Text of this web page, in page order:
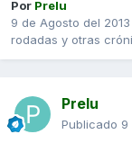
Por Prelu
9 de Agosto del 2013
rodadas y otras
Prelu
Publicado 9